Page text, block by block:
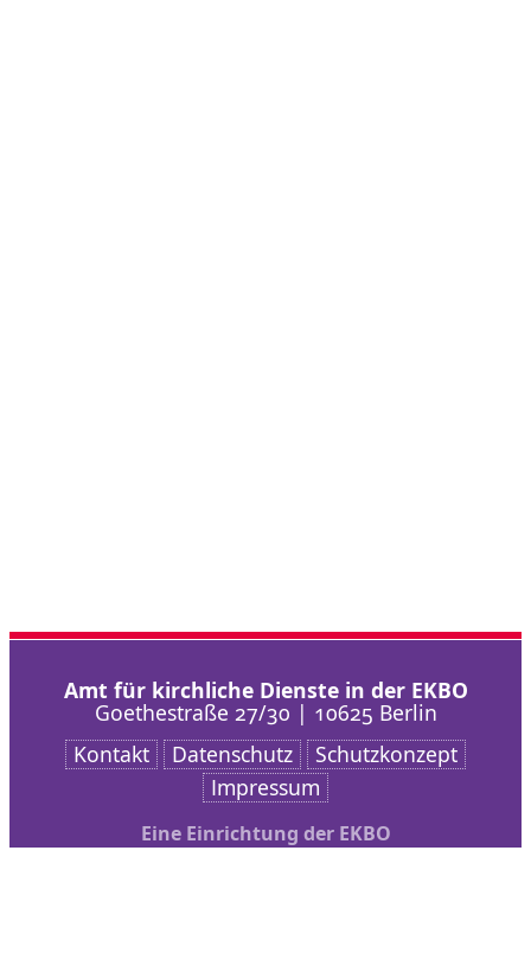
Amt für kirchliche Dienste in der EKBO
Goethestraße 27/30 | 10625 Berlin
Kontakt
Datenschutz
Schutzkonzept
Impressum
Eine Einrichtung der EKBO